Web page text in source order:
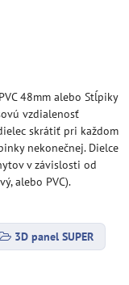
48mm alebo Stĺpiky
vzdialenosť
skrátiť pri každom
nekonečnej. Dielce
v závislosti od
alebo PVC).
3D panel SUPER